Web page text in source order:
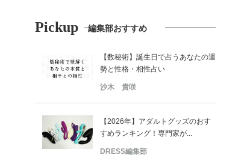
Pickup 編集部おすすめ
【数秘術】誕生日で占うあなたの運
勢と性格・相性占い
沙木 貴咲
【2026年】アダルトグッズのおす
すめランキング！専門家が...
DRESS編集部